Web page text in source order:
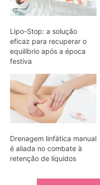
Lipo-Stop: a solução
eficaz para recuperar o
equilíbrio após a época
festiva
Drenagem linfática manual
é aliada no combate à
retenção de líquidos